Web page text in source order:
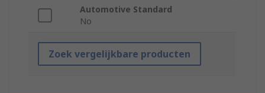
Automotive Standard
No
Zoek vergelijkbare producten